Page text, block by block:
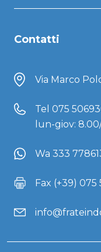
Contatti
Via Marco
Tel 075
lun-giov:
Wa 333
Fax (+39) 075